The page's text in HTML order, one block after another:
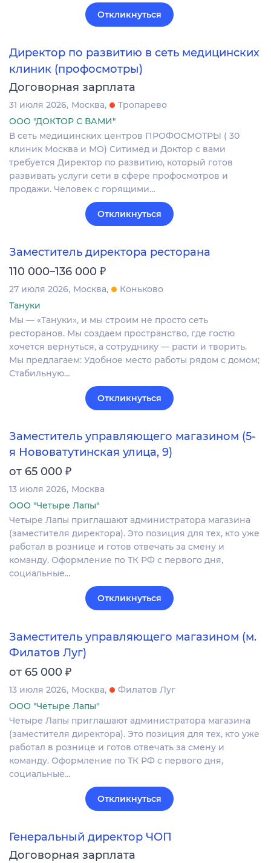
Откликнуться
Директор по развитию в сеть медицинских
клиник (профосмотры)
Договорная зарплата
31 июля 2026 Москва
Тропарево
ООО "ДОКТОР С ВАМИ"
В сеть медицинских центров ПРОФОСМОТРЫ ( 30
клиник Москва и МО) Ситимед и Доктор с вами
требуется Директор по развитию, который готов
развивать услуги сети в сфере профосмотров и
продажи. Человек с горящими…
Откликнуться
Заместитель директора ресторана
110 000–136 000 ₽
27 июля 2026 Москва
Коньково
Тануки
Мы — «Тануки», и мы строим не просто сеть
ресторанов. Мы создаем пространство, где гостю
хочется вернуться, а сотруднику — расти и творить.
Мы предлагаем: Удобное место работы рядом с домом;
Стабильную…
Откликнуться
Заместитель управляющего магазином (5-
я Нововатутинская улица, 9)
от 65 000 ₽
13 июля 2026 Москва
ООО "Четыре Лапы"
Четыре Лапы приглашают администратора магазина
(заместителя директора). Это позиция для тех, кто уже
работал в рознице и готов отвечать за смену и
команду. Оформление по ТК РФ с первого дня,
социальные…
Откликнуться
Заместитель управляющего магазином (м.
Филатов Луг)
от 65 000 ₽
13 июля 2026 Москва
Филатов Луг
ООО "Четыре Лапы"
Четыре Лапы приглашают администратора магазина
(заместителя директора). Это позиция для тех, кто уже
работал в рознице и готов отвечать за смену и
команду. Оформление по ТК РФ с первого дня,
социальные…
Откликнуться
Генеральный директор ЧОП
Договорная зарплата